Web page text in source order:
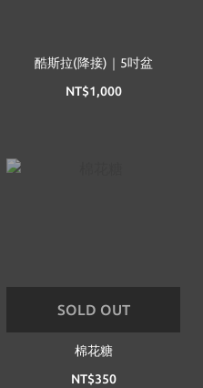
酷斯拉(降接)｜5吋盆
NT$1,000
SOLD OUT
棉花糖
NT$350